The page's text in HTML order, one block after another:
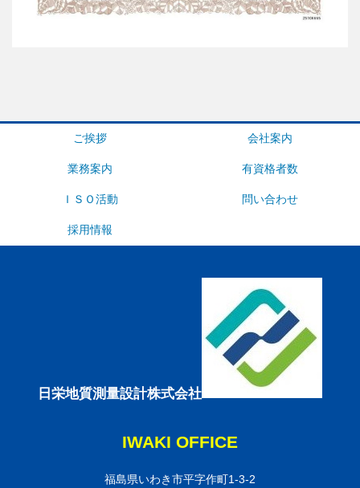
ご挨拶 会社案内
業務案内 有資格者数
ＩＳＯ活動 問い合わせ
採用情報
日栄地質測量設計株式会社
IWAKI OFFICE
福島県いわき市平字作町1-3-2